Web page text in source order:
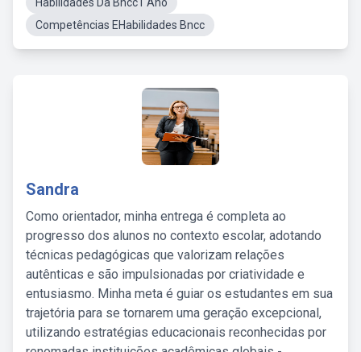
Competências EHabilidades Bncc
Sandra
Como orientador, minha entrega é completa ao
progresso dos alunos no contexto escolar, adotando
técnicas pedagógicas que valorizam relações
autênticas e são impulsionadas por criatividade e
entusiasmo. Minha meta é guiar os estudantes em sua
trajetória para se tornarem uma geração excepcional,
utilizando estratégias educacionais reconhecidas por